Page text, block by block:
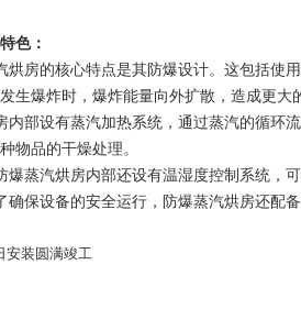
色：
烘房的核心特点是其防爆设计。这包括使
生爆炸时，爆炸能量向外扩散，造成更大
内部设有蒸汽加热系统，通过蒸汽的循环
物品的干燥处理。
爆蒸汽烘房内部还设有温湿度控制系统，
确保设备的安全运行，防爆蒸汽烘房还配